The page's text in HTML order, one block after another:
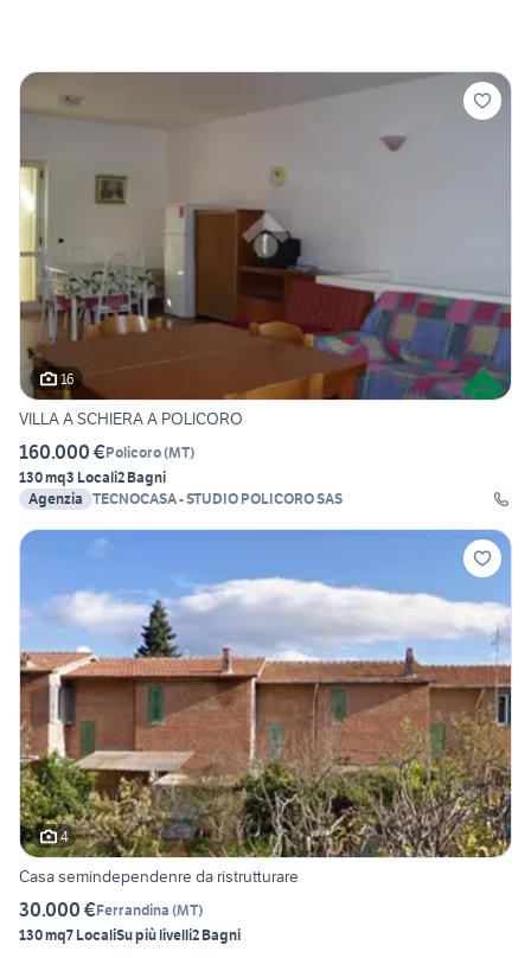
16
VILLA A SCHIERA A POLICORO
160.000 €Policoro(MT)
130 mq3 Locali2 Bagni
Agenzia TECNOCASA - STUDIO POLICORO SAS
4
Casa semindependenre da ristrutturare
30.000 €Ferrandina (MT)
130 mq7 LocaliSu più livelli2 Bagni